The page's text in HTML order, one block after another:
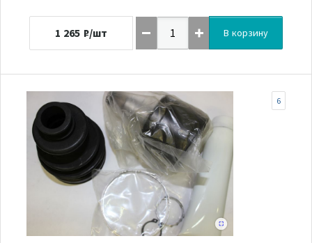
1 265 ₽/шт В корзину
6